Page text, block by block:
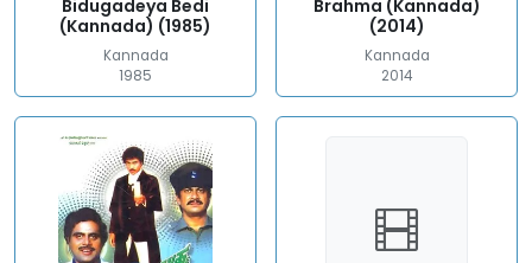
Bidugadeya Bedi
(Kannada) (1985)
Kannada
1985
Brahma (Kannada)
(2014)
Kannada
2014